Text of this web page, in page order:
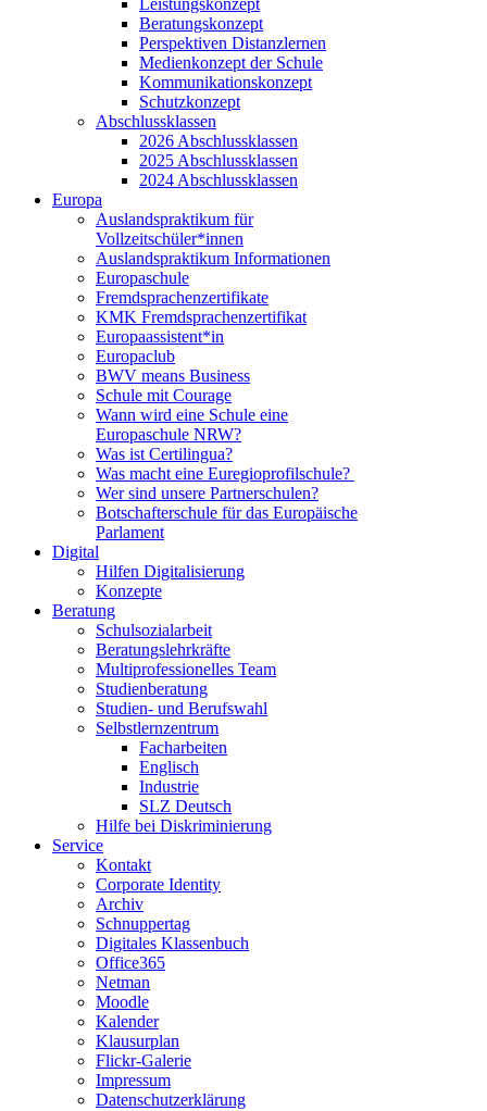
Leistungskonzept
Beratungskonzept
Perspektiven Distanzlernen
Medienkonzept der Schule
Kommunikationskonzept
Schutzkonzept
Abschlussklassen
2026 Abschlussklassen
2025 Abschlussklassen
2024 Abschlussklassen
Europa
Auslandspraktikum für
Vollzeitschüler*innen
Auslandspraktikum Informationen
Europaschule
Fremdsprachenzertifikate
KMK Fremdsprachenzertifikat
Europaassistent*in
Europaclub
BWV means Business
Schule mit Courage
Wann wird eine Schule eine
Europaschule NRW?
Was ist Certilingua?
Was macht eine Euregioprofilschule?
Wer sind unsere Partnerschulen?
Botschafterschule für das Europäische
Parlament
Digital
Hilfen Digitalisierung
Konzepte
Beratung
Schulsozialarbeit
Beratungslehrkräfte
Multiprofessionelles Team
Studienberatung
Studien- und Berufswahl
Selbstlernzentrum
Facharbeiten
Englisch
Industrie
SLZ Deutsch
Hilfe bei Diskriminierung
Service
Kontakt
Corporate Identity
Archiv
Schnuppertag
Digitales Klassenbuch
Office365
Netman
Moodle
Kalender
Klausurplan
Flickr-Galerie
Impressum
Datenschutzerklärung